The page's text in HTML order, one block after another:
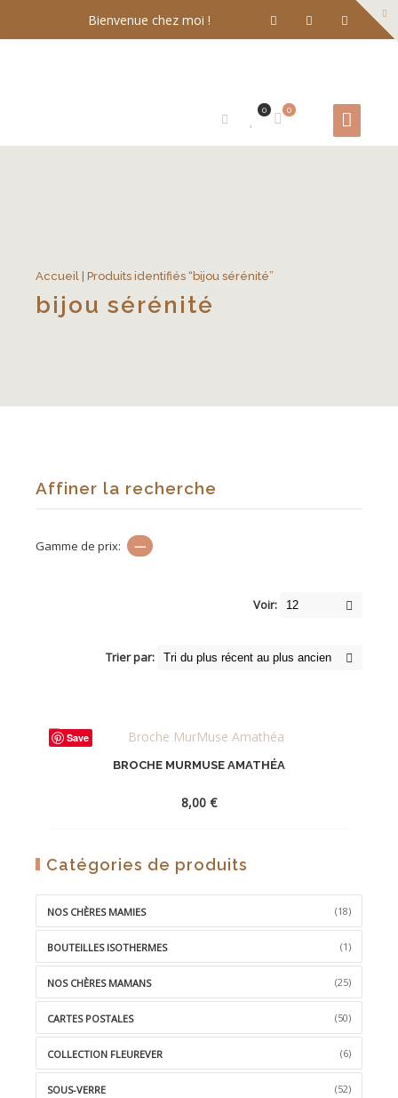
Bienvenue chez moi !
0
0
Accueil | Produits identifiés “bijou sérénité”
bijou sérénité
Affiner la recherche
Gamme de prix: —
Voir:
Trier par:
Save
BROCHE MURMUSE AMATHÉA
8,00 €
Catégories de produits
NOS CHÈRES MAMIES (18)
BOUTEILLES ISOTHERMES (1)
NOS CHÈRES MAMANS (25)
CARTES POSTALES (50)
COLLECTION FLEUREVER (6)
SOUS-VERRE (52)